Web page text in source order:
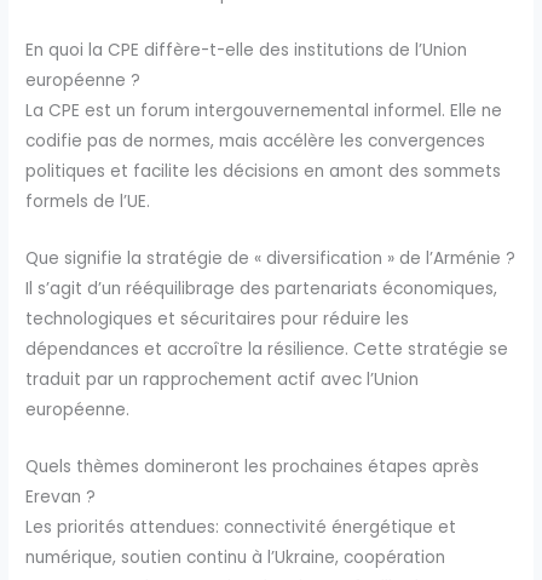
En quoi la CPE diffère-t-elle des institutions de l’Union
européenne ?
La CPE est un forum intergouvernemental informel. Elle ne
codifie pas de normes, mais accélère les convergences
politiques et facilite les décisions en amont des sommets
formels de l’UE.
Que signifie la stratégie de « diversification » de l’Arménie ?
Il s’agit d’un rééquilibrage des partenariats économiques,
technologiques et sécuritaires pour réduire les
dépendances et accroître la résilience. Cette stratégie se
traduit par un rapprochement actif avec l’Union
européenne.
Quels thèmes domineront les prochaines étapes après
Erevan ?
Les priorités attendues: connectivité énergétique et
numérique, soutien continu à l’Ukraine, coopération